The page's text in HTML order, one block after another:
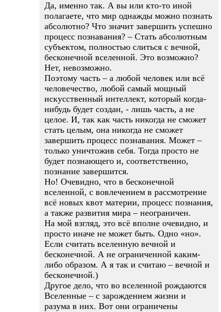
Да, именно так. А вы или кто-то иной
полагаете, что мир однажды можно познать
абсолютно? Что значит завершить успешно
процесс познавания? – Стать абсолютным
субъектом, полностью слиться с вечной,
бесконечной вселенной. Это возможно?
Нет, невозможно.
Поэтому часть – а любой человек или всё
человечество, любой самый мощный
искусственный интеллект, который когда-
нибудь будет создан, - лишь часть, а не
целое. И, так как часть никогда не сможет
стать целым, она никогда не сможет
завершить процесс познавания. Может –
только уничтожив себя. Тогда просто не
будет познающего и, соответственно,
познание завершится.
Но! Очевидно, что в бесконечной
вселенной, с вовлечением в рассмотрение
всё новых квот материи, процесс познания,
а также развития мира – неограничен.
На мой взгляд, это всё вполне очевидно, и
просто иначе не может быть. Одно «но».
Если считать вселенную вечной и
бесконечной. А не ограниченной каким-
либо образом. А я так и считаю – вечной и
бесконечной.)
Другое дело, что во вселенной рождаются
Вселенные – с зарождением жизни и
разума в них. Вот они ограничены